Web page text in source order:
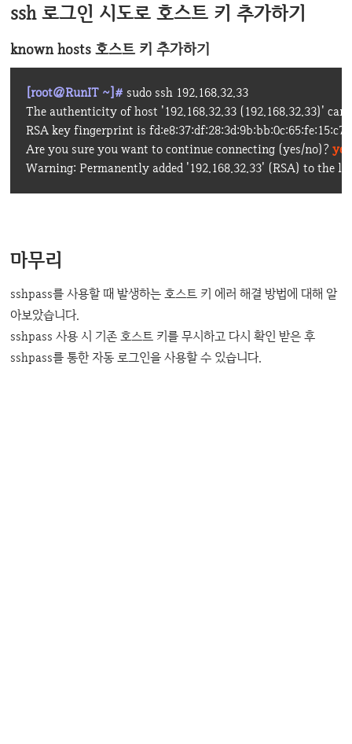
ssh 로그인 시도로 호스트 키 추가하기
known hosts 호스트 키 추가하기
[root@RunIT ~]# sudo ssh 192.168.32.33
The authenticity of host '192.168.32.33 (192.168.32.33)'
RSA key fingerprint is
Are you sure you want to continue connecting (yes/no)? yes
Warning: Permanently added '192.168.32.33' (RSA) to the
마무리
sshpass를 사용할 때 발생하는 호스트 키 에러 해결 방법에 대해 알
아보았습니다.
sshpass 사용 시 기존 호스트 키를 무시하고 다시 확인 받은 후
sshpass를 통한 자동 로그인을 사용할 수 있습니다.